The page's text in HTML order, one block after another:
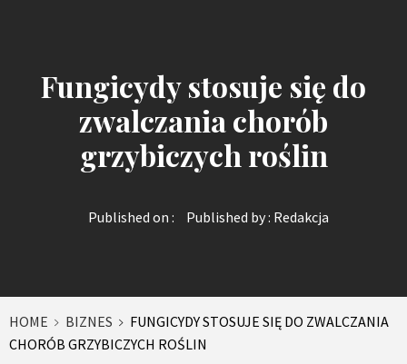
Fungicydy stosuje się do
zwalczania chorób
grzybiczych roślin
Published on : Published by : Redakcja
HOME BIZNES
FUNGICYDY STOSUJE SIĘ DO ZWALCZANIA
CHORÓB GRZYBICZYCH ROŚLIN